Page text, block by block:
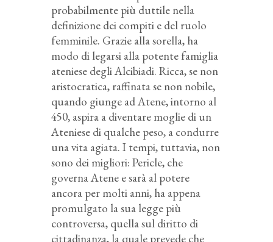
probabilmente più duttile nella
definizione dei compiti e del ruolo
femminile. Grazie alla sorella, ha
modo di legarsi alla potente famiglia
ateniese degli Alcibiadi. Ricca, se non
aristocratica, raffinata se non nobile,
quando giunge ad Atene, intorno al
450, aspira a diventare moglie di un
Ateniese di qualche peso, a condurre
una vita agiata. I tempi, tuttavia, non
sono dei migliori: Pericle, che
governa Atene e sarà al potere
ancora per molti anni, ha appena
promulgato la sua legge più
controversa, quella sul diritto di
cittadinanza, la quale prevede che